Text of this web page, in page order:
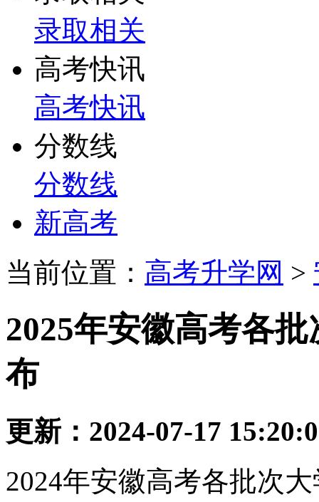
录取相关
高考快讯
高考快讯
分数线
分数线
新高考
当前位置： 高考升学网 >
2025年安徽高考各
布
更新：2024-07-17
2024年安徽高考各批次